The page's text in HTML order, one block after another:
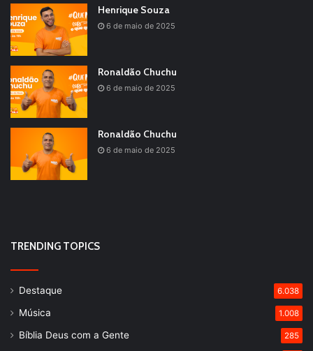
Henrique Souza
6 de maio de 2025
Ronaldão Chuchu
6 de maio de 2025
Ronaldão Chuchu
6 de maio de 2025
TRENDING TOPICS
Destaque 6.038
Música 1.008
Bíblia Deus com a Gente 285